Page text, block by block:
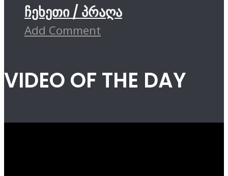
ჩეხეთი / პრაღა
Add Comment
VIDEO OF THE DAY